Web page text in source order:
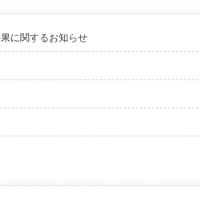
に関するお知らせ